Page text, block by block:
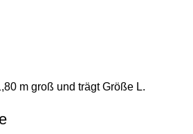
m groß und trägt Größe L.